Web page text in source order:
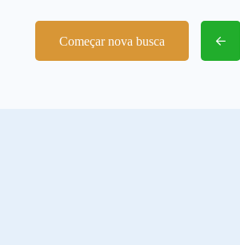
Começar nova busca